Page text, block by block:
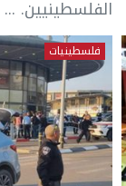
الفلسطينيين. ...
فلسطينيات